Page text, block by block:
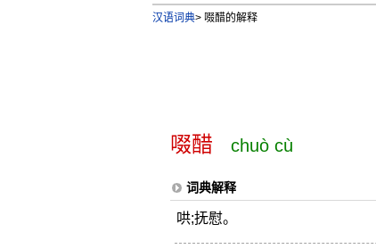
汉语词典>啜醋的解释
啜醋 chuò cù
词典解释
哄;抚慰。